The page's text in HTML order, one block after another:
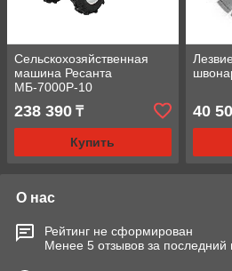
Сельскохозяйственная
машина Ресанта
МБ-7000P-10
238 390 ₸
Купить
40
О нас
Рейтинг не сформирован
Менее 5 отзывов за последний